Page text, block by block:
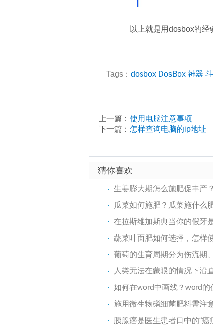
以上就是用dosbox的经
Tags： dosbox DosBox 神器
上一篇： 使用电脑注意事项
下一篇： 怎样查询电脑的ip地址
猜你喜欢
生姜膨大期怎么施肥促丰产？
瓜菜如何施肥？瓜菜施什么
在拉斯维加斯典当你的假牙
蔬菜叶面肥如何选择，怎样
葡萄的生育周期分为伤流期
人类无法在蒙眼的情况下沿
如何在word中画线？word的
施用微生物磷细菌肥料需注
胰腺癌是医生患者口中的“癌